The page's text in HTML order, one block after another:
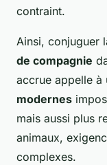
contraint.
Ainsi, conjuguer
de compagnie
accrue appelle à
modernes
mais aussi plus
animaux,
complexes.